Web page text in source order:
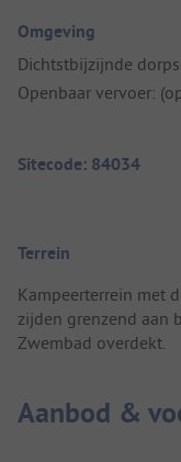
Omgeving
Dichtstbijzijnde
Openbaar vervoer:
Sitecode: 84034
Terrein
Kampeerterrein met
zijden grenzend aan
Zwembad overdekt.
Aanbod &